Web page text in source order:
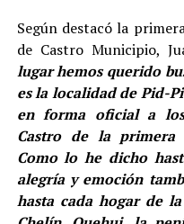
Según destacó la
de Castro Municipio,
lugar hemos querido
es la localidad de Pid-
en forma oficial a
Castro de la primera
Como lo he dicho
alegría y emoción
hasta cada hogar de